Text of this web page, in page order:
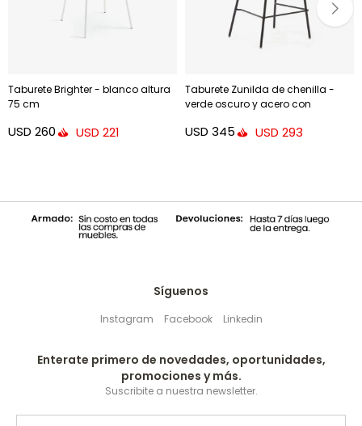
Taburete Brighter - blanco altura
75 cm
USD 260 USD 221
Taburete Zunilda de chenilla -
verde oscuro y acero con
cm
USD 345 USD 293
Síguenos
Instagram Facebook Linkedin
Enterate primero de novedades, oportunidades,
promociones y más.
Suscribite a nuestra newsletter.